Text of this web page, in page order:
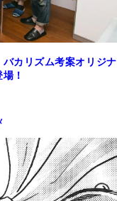
バカリズム考案オリジナ
！